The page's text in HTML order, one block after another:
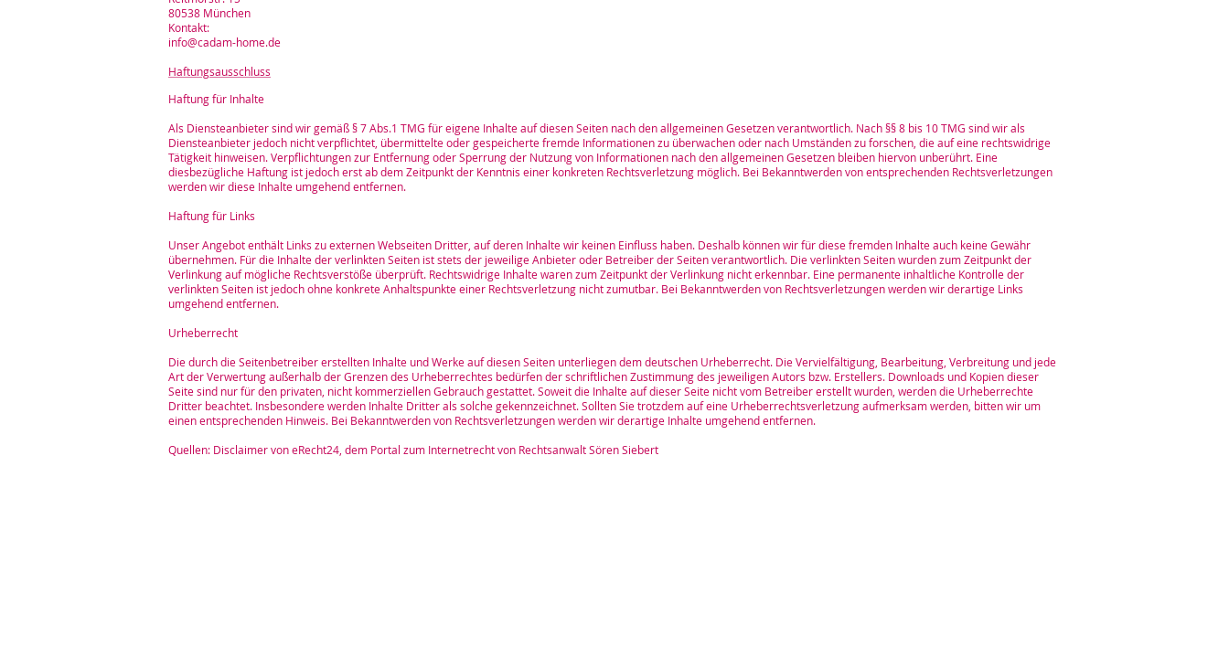
80538 München
Kontakt:
info@cadam-home.de
Haftungsausschluss
Haftung für Inhalte
Als Diensteanbieter sind wir gemäß § 7 Abs.1 TMG für eigene Inhalte auf diesen Seiten nach den allgemeinen Gesetzen verantwortlich. Nach §§ 8 bis 10 TMG sind wir als
Diensteanbieter jedoch nicht verpflichtet, übermittelte oder gespeicherte fremde Informationen zu überwachen oder nach Umständen zu forschen, die auf eine rechtswidrige
Tätigkeit hinweisen. Verpflichtungen zur Entfernung oder Sperrung der Nutzung von Informationen nach den allgemeinen Gesetzen bleiben hiervon unberührt. Eine
diesbezügliche Haftung ist jedoch erst ab dem Zeitpunkt der Kenntnis einer konkreten Rechtsverletzung möglich. Bei Bekanntwerden von entsprechenden Rechtsverletzungen
werden wir diese Inhalte umgehend entfernen.
Haftung für Links
Unser Angebot enthält Links zu externen Webseiten Dritter, auf deren Inhalte wir keinen Einfluss haben. Deshalb können wir für diese fremden Inhalte auch keine Gewähr
übernehmen. Für die Inhalte der verlinkten Seiten ist stets der jeweilige Anbieter oder Betreiber der Seiten verantwortlich. Die verlinkten Seiten wurden zum Zeitpunkt der
Verlinkung auf mögliche Rechtsverstöße überprüft. Rechtswidrige Inhalte waren zum Zeitpunkt der Verlinkung nicht erkennbar. Eine permanente inhaltliche Kontrolle der
verlinkten Seiten ist jedoch ohne konkrete Anhaltspunkte einer Rechtsverletzung nicht zumutbar. Bei Bekanntwerden von Rechtsverletzungen werden wir derartige Links
umgehend entfernen.
Urheberrecht
Die durch die Seitenbetreiber erstellten Inhalte und Werke auf diesen Seiten unterliegen dem deutschen Urheberrecht. Die Vervielfältigung, Bearbeitung, Verbreitung und jede
Art der Verwertung außerhalb der Grenzen des Urheberrechtes bedürfen der schriftlichen Zustimmung des jeweiligen Autors bzw. Erstellers. Downloads und Kopien dieser
Seite sind nur für den privaten, nicht kommerziellen Gebrauch gestattet. Soweit die Inhalte auf dieser Seite nicht vom Betreiber erstellt wurden, werden die Urheberrechte
Dritter beachtet. Insbesondere werden Inhalte Dritter als solche gekennzeichnet. Sollten Sie trotzdem auf eine Urheberrechtsverletzung aufmerksam werden, bitten wir um
einen entsprechenden Hinweis. Bei Bekanntwerden von Rechtsverletzungen werden wir derartige Inhalte umgehend entfernen.
Quellen: Disclaimer von eRecht24, dem Portal zum Internetrecht von Rechtsanwalt Sören Siebert